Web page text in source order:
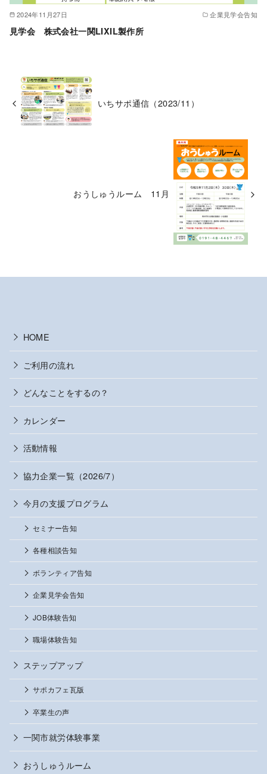
2024年11月27日 企業見学会告知
見学会 株式会社一関LIXIL製作所
いちサポ通信（2023/11）
おうしゅうルーム 11月
HOME
ご利用の流れ
どんなことをするの？
カレンダー
活動情報
協力企業一覧（2026/7）
今月の支援プログラム
セミナー告知
各種相談告知
ボランティア告知
企業見学会告知
JOB体験告知
職場体験告知
ステップアップ
サポカフェ瓦版
卒業生の声
一関市就労体験事業
おうしゅうルーム